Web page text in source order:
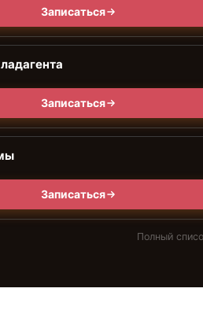
Записаться
Записаться
Записаться
Полный